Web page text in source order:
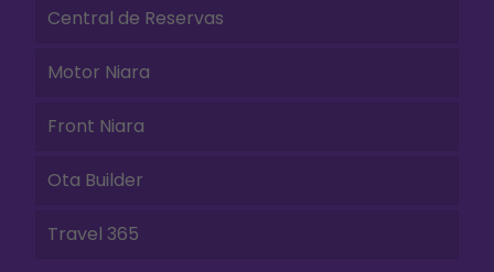
Central de Reservas
Motor Niara
Front Niara
Ota Builder
Travel 365